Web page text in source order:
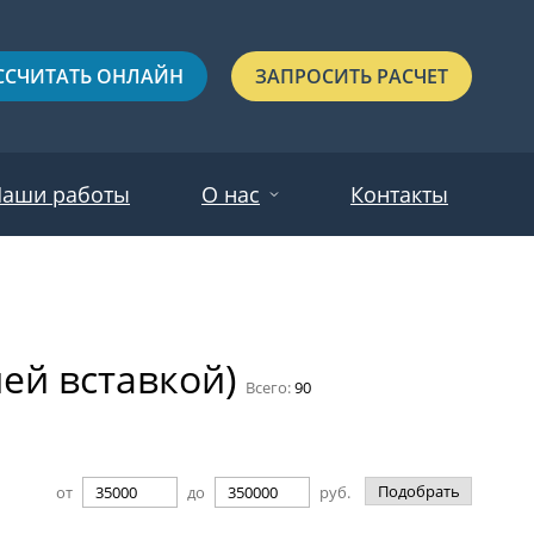
ОНЛАЙН ЗАПРОСИТЬ РАСЧЕТ
С выдавленным рисунком
работы О нас Контакты
вставкой) Всего:90
от до руб. Подобрать